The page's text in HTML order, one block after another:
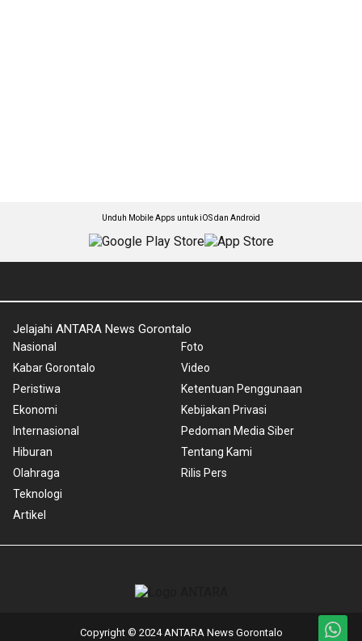
Unduh Mobile Apps untuk iOS dan Android
Jelajahi ANTARA News Gorontalo
Nasional
Kabar Gorontalo
Peristiwa
Ekonomi
Internasional
Hiburan
Olahraga
Teknologi
Artikel
Foto
Video
Ketentuan Penggunaan
Kebijakan Privasi
Pedoman Media Siber
Tentang Kami
Rilis Pers
Copyright © 2024 ANTARA News Gorontalo